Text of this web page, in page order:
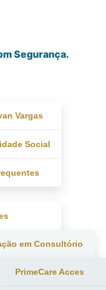
Segurança.
Vargas
Social
em Consultório
PrimeCare Acces